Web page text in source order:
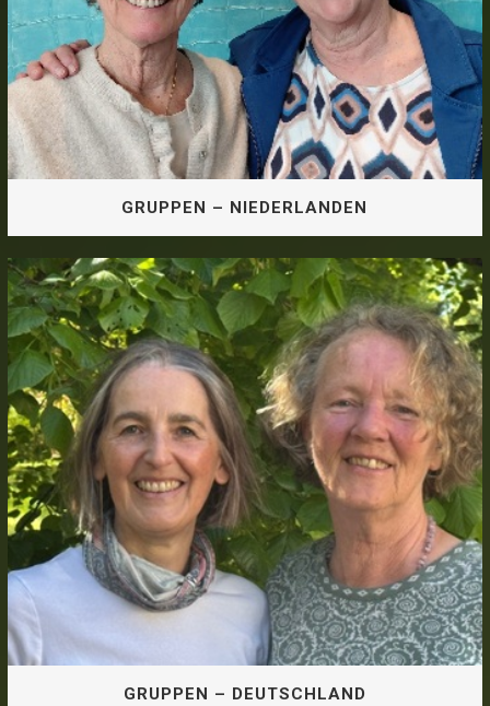
GRUPPEN – NIEDERLANDEN
GRUPPEN – NIEDERLANDEN
GRUPPEN – DEUTSCHLAND